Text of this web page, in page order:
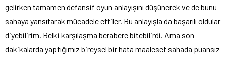
gelirken tamamen defansif oyun anlayışını düşünerek ve de bunu
sahaya yansıtarak mücadele ettiler. Bu anlayışla da başarılı oldular
diyebilirim. Belki karşılaşma berabere bitebilirdi. Ama son
dakikalarda yaptığımız bireysel bir hata maalesef sahada puansız